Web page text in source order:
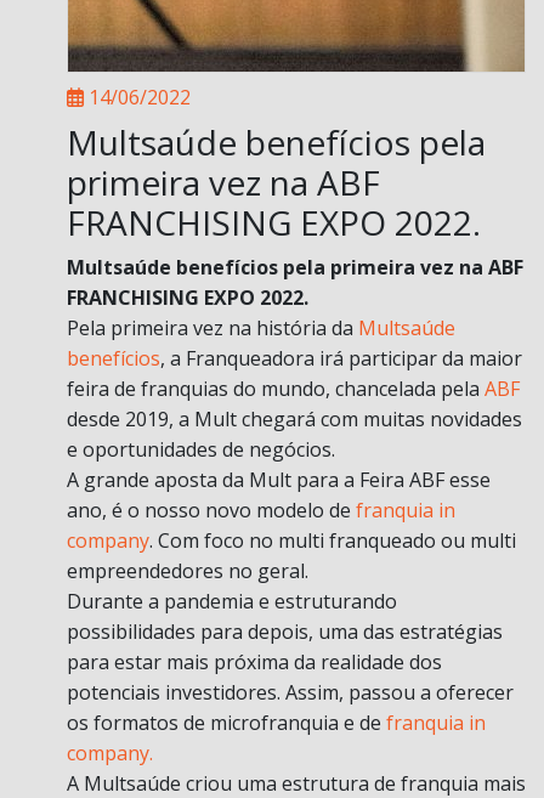
14/06/2022
Multsaúde benefícios pela
primeira vez na ABF
FRANCHISING EXPO 2022.
Multsaúde benefícios pela primeira vez na ABF
FRANCHISING EXPO 2022.
Pela primeira vez na história da Multsaúde
benefícios, a Franqueadora irá participar da maior
feira de franquias do mundo, chancelada pela ABF
desde 2019, a Mult chegará com muitas novidades
e oportunidades de negócios.
A grande aposta da Mult para a Feira ABF esse
ano, é o nosso novo modelo de franquia in
company. Com foco no multi franqueado ou multi
empreendedores no geral.
Durante a pandemia e estruturando
possibilidades para depois, uma das estratégias
para estar mais próxima da realidade dos
potenciais investidores. Assim, passou a oferecer
os formatos de microfranquia e de franquia in
company.
A Multsaúde criou uma estrutura de franquia mais